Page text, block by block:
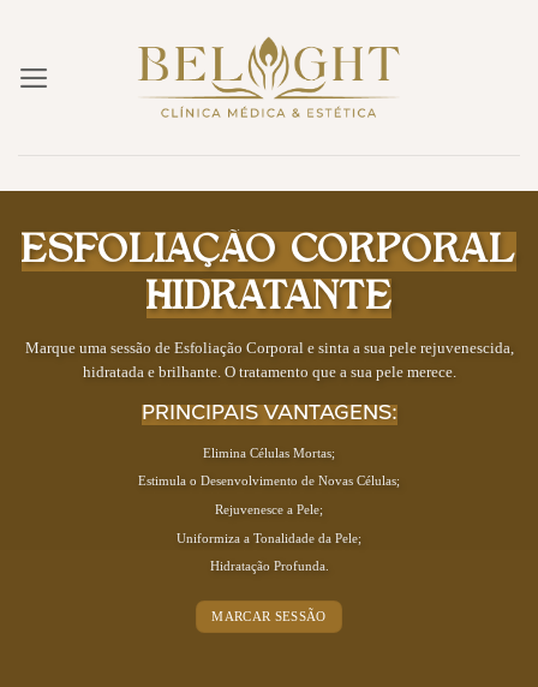
content
ESFOLIAÇÃO CORPORAL
HIDRATANTE
Marque uma sessão de Esfoliação Corporal e sinta a sua pele rejuvenescida,
hidratada e brilhante. O tratamento que a sua pele merece.
PRINCIPAIS VANTAGENS:
Elimina Células Mortas;
Estimula o Desenvolvimento de Novas Células;
Rejuvenesce a Pele;
Uniformiza a Tonalidade da Pele;
Hidratação Profunda.
MARCAR SESSÃO